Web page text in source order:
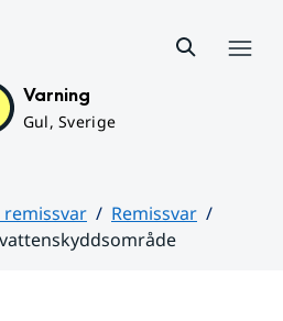
Varning
Gul, Sverige
Remissvar